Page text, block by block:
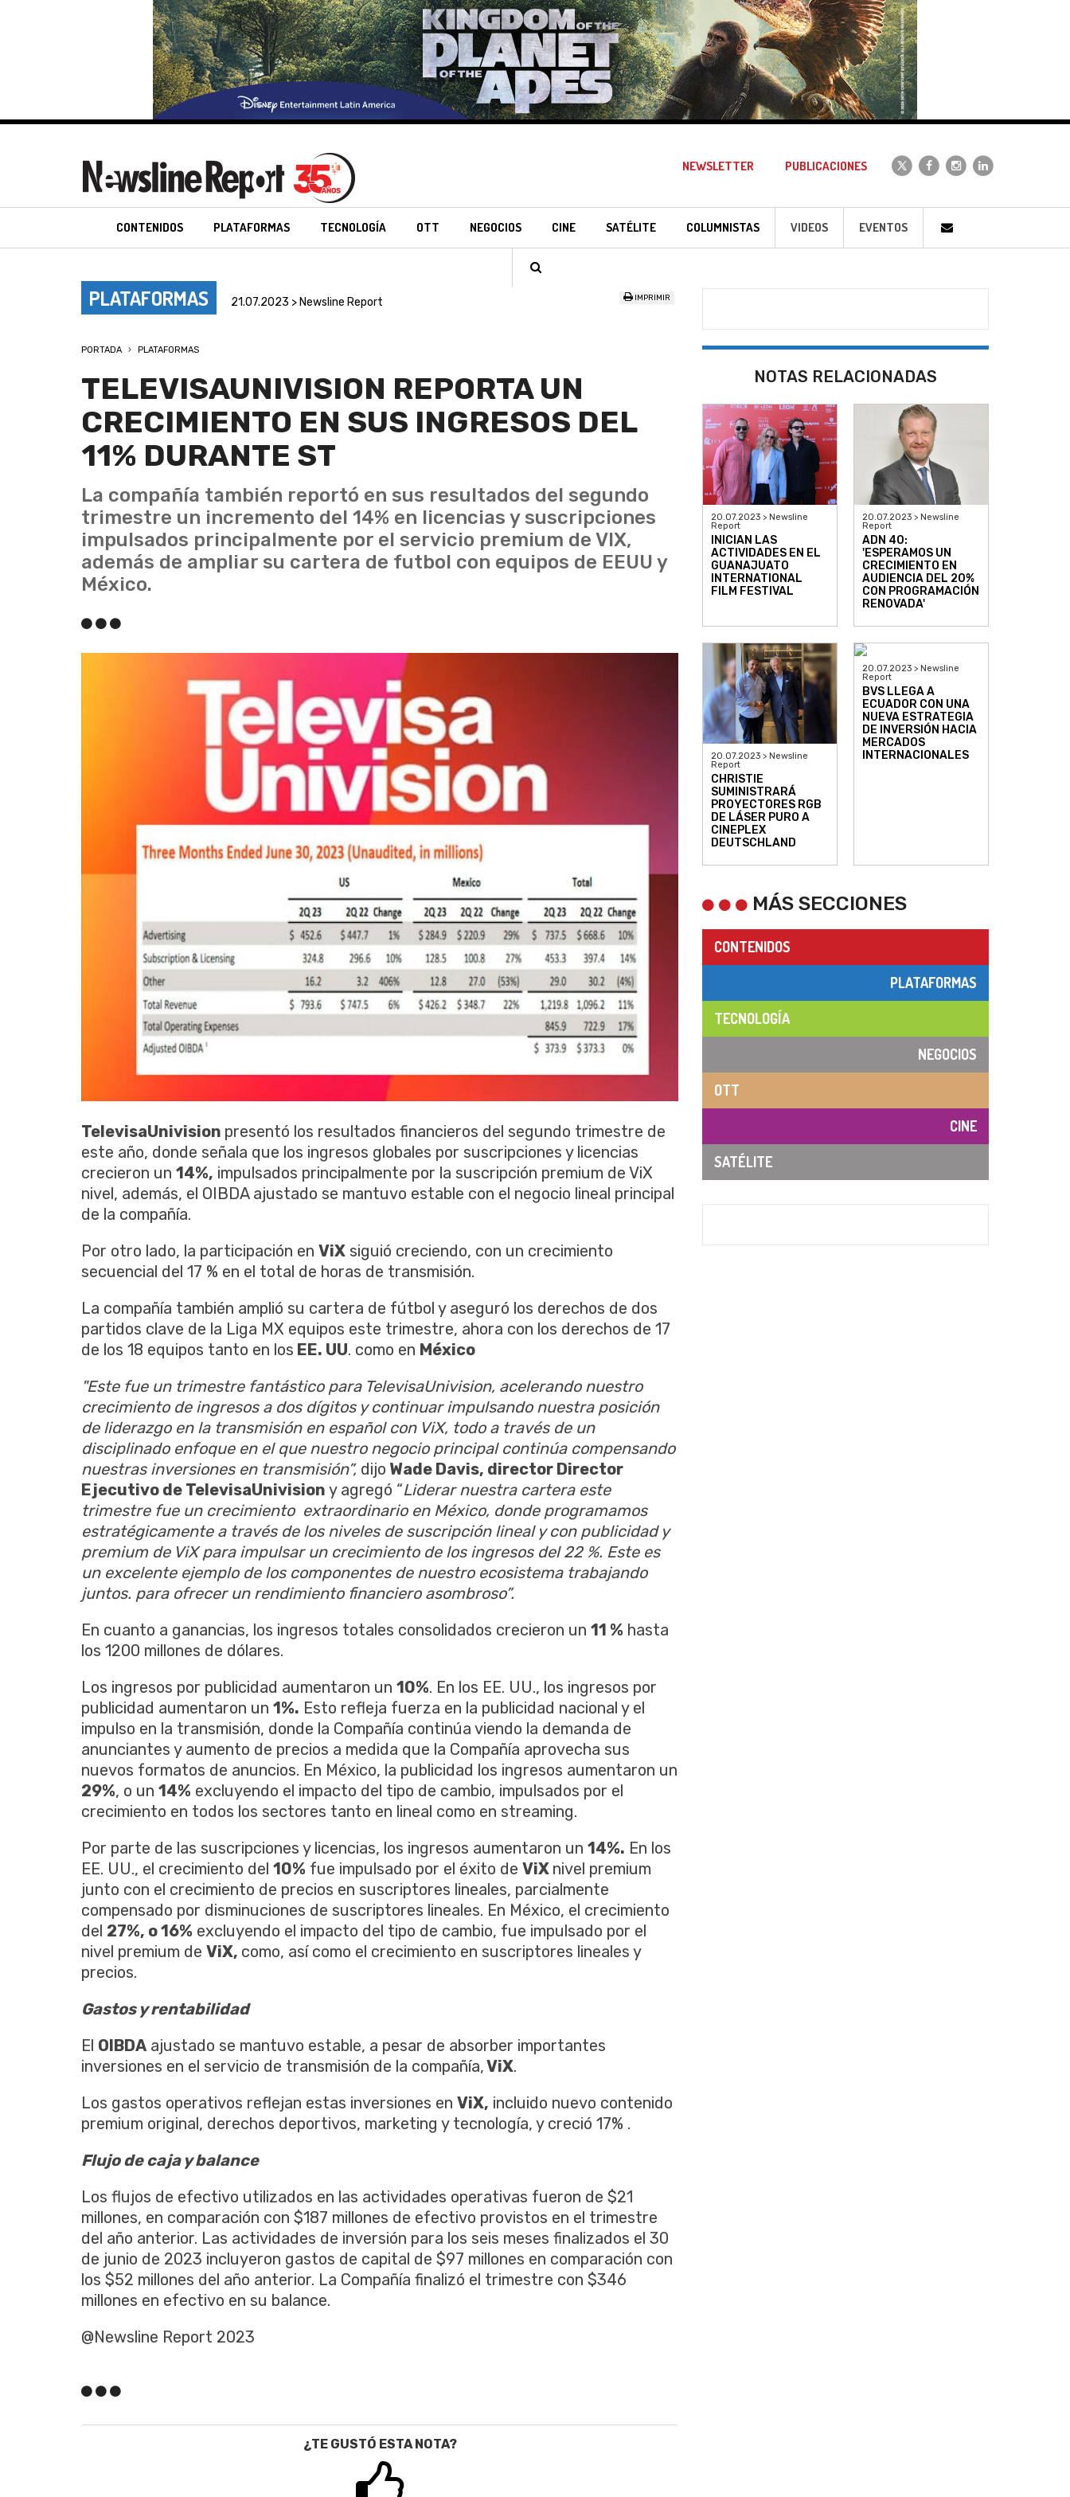
NEWSLETTER PUBLICACIONES
CONTENIDOS PLATAFORMAS TECNOLOGÍA OTT NEGOCIOS CINE SATÉLITE COLUMNISTAS VIDEOS EVENTOS
PLATAFORMAS 21.07.2023 > Newsline Report IMPRIMIR
PORTADA PLATAFORMAS
TELEVISAUNIVISION REPORTA UN
CRECIMIENTO EN SUS INGRESOS DEL
11% DURANTE ST
La compañía también reportó en sus resultados del segundo
trimestre un incremento del 14% en licencias y suscripciones
impulsados principalmente por el servicio premium de VIX,
además de ampliar su cartera de futbol con equipos de EEUU y
México.
TelevisaUnivision presentó los resultados financieros del segundo trimestre de
este año, donde señala que los ingresos globales por suscripciones y licencias
crecieron un 14%, impulsados ​​principalmente por la suscripción premium de ViX
nivel, además, el OIBDA ajustado se mantuvo estable con el negocio lineal principal
de la compañía.
Por otro lado, la participación en ViX siguió creciendo, con un crecimiento
secuencial del 17 % en el total de horas de transmisión.
La compañía también amplió su cartera de fútbol y aseguró los derechos de dos
partidos clave de la Liga MX equipos este trimestre, ahora con los derechos de 17
de los 18 equipos tanto en los EE. UU. como en México
"Este fue un trimestre fantástico para TelevisaUnivision, acelerando nuestro
crecimiento de ingresos a dos dígitos y continuar impulsando nuestra posición
de liderazgo en la transmisión en español con ViX, todo a través de un
disciplinado enfoque en el que nuestro negocio principal continúa compensando
nuestras inversiones en transmisión”, dijo Wade Davis, director Director
Ejecutivo de TelevisaUnivision y agregó “Liderar nuestra cartera este
trimestre fue un crecimiento extraordinario en México, donde programamos
estratégicamente a través de los niveles de suscripción lineal y con publicidad y
premium de ViX para impulsar un crecimiento de los ingresos del 22 %. Este es
un excelente ejemplo de los componentes de nuestro ecosistema trabajando
juntos. para ofrecer un rendimiento financiero asombroso”.
En cuanto a ganancias, los ingresos totales consolidados crecieron un 11 % hasta
los 1200 millones de dólares.
Los ingresos por publicidad aumentaron un 10%. En los EE. UU., los ingresos por
publicidad aumentaron un 1%. Esto refleja fuerza en la publicidad nacional y el
impulso en la transmisión, donde la Compañía continúa viendo la demanda de
anunciantes y aumento de precios a medida que la Compañía aprovecha sus
nuevos formatos de anuncios. En México, la publicidad los ingresos aumentaron un
29%, o un 14% excluyendo el impacto del tipo de cambio, impulsados ​​por el
crecimiento en todos los sectores tanto en lineal como en streaming.
Por parte de las suscripciones y licencias, los ingresos aumentaron un 14%. En los
EE. UU., el crecimiento del 10% fue impulsado por el éxito de ViX nivel premium
junto con el crecimiento de precios en suscriptores lineales, parcialmente
compensado por disminuciones de suscriptores lineales. En México, el crecimiento
del 27%, o 16% excluyendo el impacto del tipo de cambio, fue impulsado por el
nivel premium de ViX, como, así como el crecimiento en suscriptores lineales y
precios.
Gastos y rentabilidad
El OIBDA ajustado se mantuvo estable, a pesar de absorber importantes
inversiones en el servicio de transmisión de la compañía,ViX.
Los gastos operativos reflejan estas inversiones en ViX, incluido nuevo contenido
premium original, derechos deportivos, marketing y tecnología, y creció 17% ​.
Flujo de caja y balance
Los flujos de efectivo utilizados en las actividades operativas fueron de $21
millones, en comparación con $187 millones de efectivo provistos en el trimestre
del año anterior. Las actividades de inversión para los seis meses finalizados el 30
de junio de 2023 incluyeron gastos de capital de $97 millones en comparación con
los $52 millones del año anterior. La Compañía finalizó el trimestre con $346
millones en efectivo en su balance.
@Newsline Report 2023
¿TE GUSTÓ ESTA NOTA?
NOTAS RELACIONADAS
20.07.2023 > Newsline
Report
INICIAN LAS
ACTIVIDADES EN EL
GUANAJUATO
INTERNATIONAL
FILM FESTIVAL
20.07.2023 > Newsline
Report
ADN 40:
'ESPERAMOS UN
CRECIMIENTO EN
AUDIENCIA DEL 20%
CON PROGRAMACIÓN
RENOVADA'
20.07.2023 > Newsline
Report
CHRISTIE
SUMINISTRARÁ
PROYECTORES RGB
DE LÁSER PURO A
CINEPLEX
DEUTSCHLAND
20.07.2023 > Newsline
Report
BVS LLEGA A
ECUADOR CON UNA
NUEVA ESTRATEGIA
DE INVERSIÓN HACIA
MERCADOS
INTERNACIONALES
MÁS SECCIONES
CONTENIDOS
PLATAFORMAS
TECNOLOGÍA
NEGOCIOS
OTT
CINE
SATÉLITE